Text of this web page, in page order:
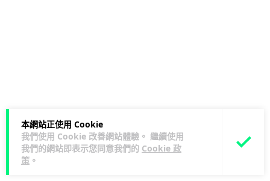
本網站正使用 Cookie
我們使用 Cookie 改善網站體驗。 繼續使用
我們的網站即表示您同意我們的 Cookie 政
策 。